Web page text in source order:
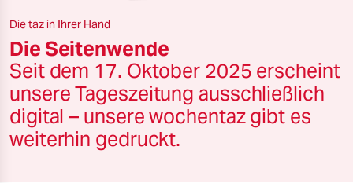
nord
wahrheit
verlag
verlag
Die taz in Ihrer Hand
Die Seitenwende
Seit dem 17. Oktober 2025 erscheint
unsere Tageszeitung ausschließlich
digital – unsere wochentaz gibt es
weiterhin gedruckt.